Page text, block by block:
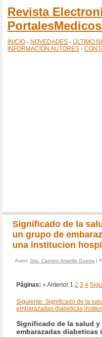
Revista
INICIO - NOVEDADES - ÚLTIMO
INFORMACIÓN AUTORES -
Significado de la
un grupo de
una institucion
Autor: Dra. Carmen Amarilis Guerra |
Páginas: « Anterior 1 2 3 4
Siguiente: Significado de la
embarazadas diabeticas
Significado de la salud y
embarazadas